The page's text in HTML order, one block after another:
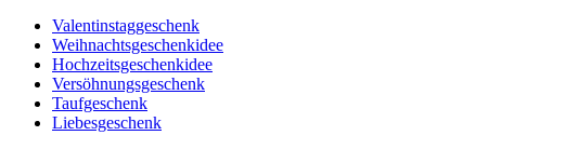
Valentinstaggeschenk
Weihnachtsgeschenkidee
Hochzeitsgeschenkidee
Versöhnungsgeschenk
Taufgeschenk
Liebesgeschenk